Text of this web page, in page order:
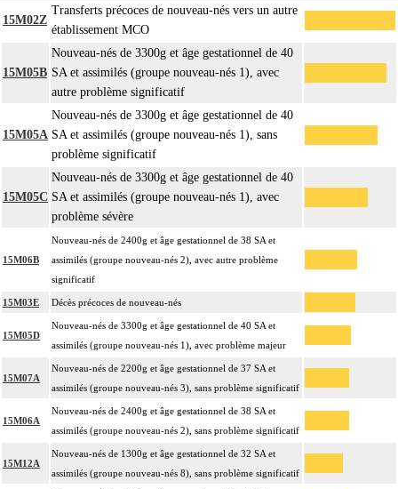
15M02Z
Transferts précoces de nouveau-nés vers un autre
établissement MCO
15M05B
Nouveau-nés de 3300g et âge gestationnel de 40
SA et assimilés (groupe nouveau-nés 1), avec
autre problème significatif
15M05A
Nouveau-nés de 3300g et âge gestationnel de 40
SA et assimilés (groupe nouveau-nés 1), sans
problème significatif
15M05C
Nouveau-nés de 3300g et âge gestationnel de 40
SA et assimilés (groupe nouveau-nés 1), avec
problème sévère
15M06B
Nouveau-nés de 2400g et âge gestationnel de 38 SA et
assimilés (groupe nouveau-nés 2), avec autre problème
significatif
15M03E Décès précoces de nouveau-nés
15M05D
Nouveau-nés de 3300g et âge gestationnel de 40 SA et
assimilés (groupe nouveau-nés 1), avec problème majeur
15M07A
Nouveau-nés de 2200g et âge gestationnel de 37 SA et
assimilés (groupe nouveau-nés 3), sans problème significatif
15M06A
Nouveau-nés de 2400g et âge gestationnel de 38 SA et
assimilés (groupe nouveau-nés 2), sans problème significatif
15M12A
Nouveau-nés de 1300g et âge gestationnel de 32 SA et
assimilés (groupe nouveau-nés 8), sans problème significatif